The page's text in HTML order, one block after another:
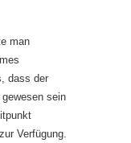
man
dass der
sein
Verfügung.